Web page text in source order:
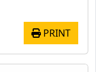
PRINT